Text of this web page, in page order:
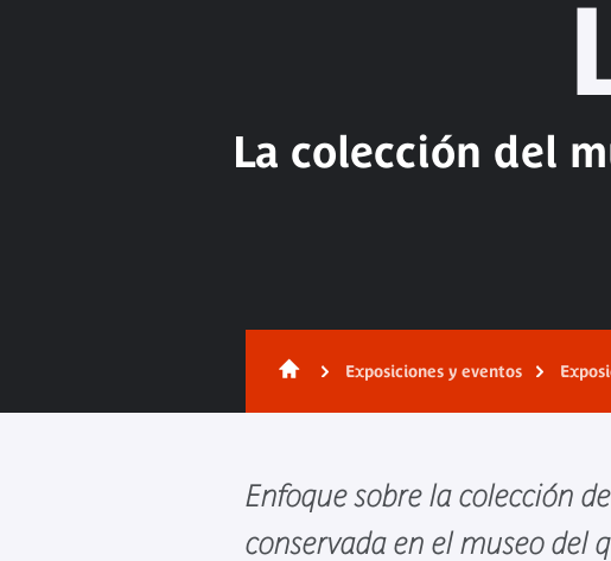
La colección del
Exposiciones y eventos
Enfoque sobre la colección
conservada en el museo del